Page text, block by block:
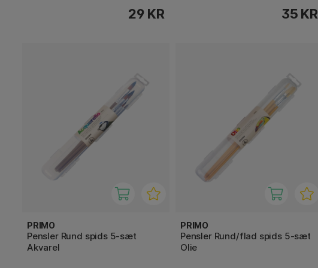
29 KR 35 KR
PRIMO
Pensler Rund spids 5-sæt
Akvarel
PRIMO
Pensler Rund/flad spids 5-sæt
Olie